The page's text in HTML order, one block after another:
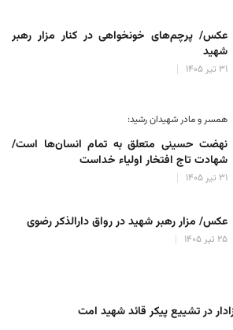
عکس/ پرچم‌های خونخواهی در کنار مزار رهبر
شهید
۳۱ تیر ۱۴۰۵
همسر و مادر شهیدان رشید:
نهضت حسینی متعلق به تمام انسان‌ها است/
شهادت تاج افتخار اولیاء خداست
۳۱ تیر ۱۴۰۵
عکس/ مزار رهبر شهید در رواق دارالذکر رضوی
۲۵ تیر ۱۴۰۵